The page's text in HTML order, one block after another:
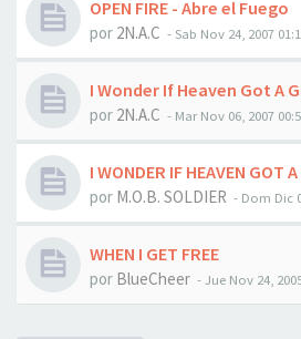
OPEN FIRE - Abre el Fuego
por 2N.A.C - Sab Nov 24, 2007
I Wonder If Heaven Got A
por 2N.A.C - Mar Nov 06, 2007
I WONDER IF HEAVEN GOT
por M.O.B. SOLDIER - Dom Dic
WHEN I GET FREE
por BlueCheer -Jue Nov 24,